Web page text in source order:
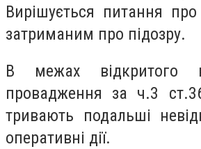
Вирішується питання
затриманим про підозру.
В межах відкритого
провадження за ч.3
тривають подальші
оперативні дії.